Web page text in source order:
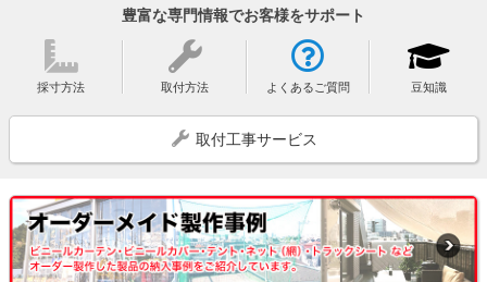
豊富な専門情報でお客様をサポート
採寸方法 取付方法 よくあるご質問 豆知識
取付工事サービス